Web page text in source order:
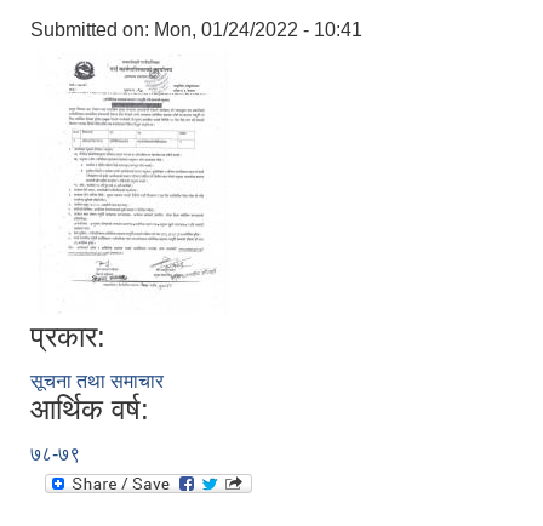
Submitted on: Mon, 01/24/2022 - 10:41
प्रकार:
सूचना तथा समाचार
आर्थिक वर्ष:
७८-७९